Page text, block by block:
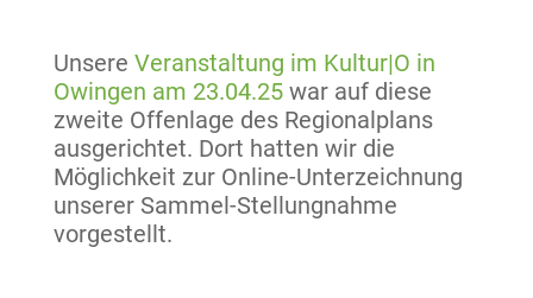
Unsere Veranstaltung im Kultur|O in
Owingen am 23.04.25 war auf diese
zweite Offenlage des Regionalplans
ausgerichtet. Dort hatten wir die
Möglichkeit zur Online-Unterzeichnung
unserer Sammel-Stellungnahme
vorgestellt.